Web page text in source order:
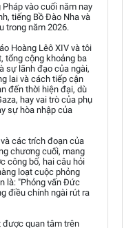
vào cuối năm nay
tiếng Bồ Đào Nha và
trong năm 2026.
Hoàng Lêô XIV và tôi
tổng cộng khoảng ba
sự lãnh đạo của ngài,
lai và cách tiếp cận
đến thời hiện đại, dù
hay vai trò của phụ
sự hòa nhập của
các trích đoạn của
chương cuối, mang
công bố, hai câu hỏi
loạt cuộc phỏng
là: "Phỏng vấn Đức
điều chính ngài rút ra
được quan tâm trên